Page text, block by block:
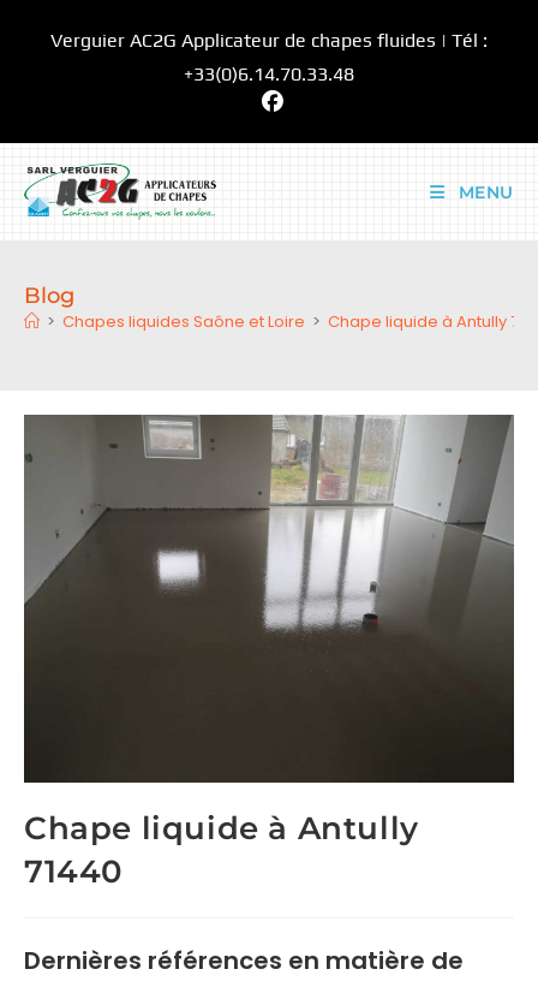
Verguier AC2G Applicateur de chapes fluides | Tél :
+33(0)6.14.70.33.48
MENU
Blog
> Chapes liquides Saône et Loire > Chape liquide à Antully
Chape liquide à Antully
71440
Dernières références en matière de